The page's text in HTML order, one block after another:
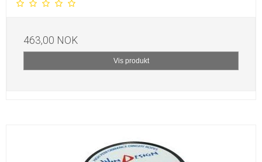
463,00 NOK
Vis produkt